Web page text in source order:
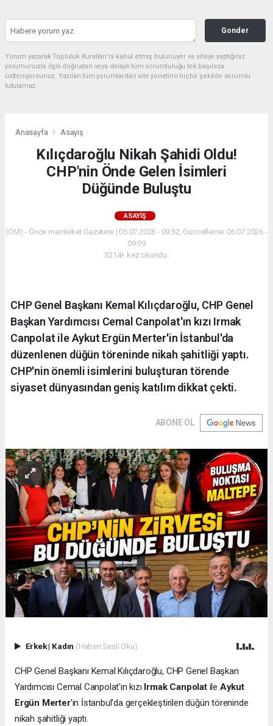
Gonder
Yorum yazarak Topluluk Kuralları’nı kabul etmiş bulunuyor ve siteye yaptığınız
yorumunuzla ilgili doğrudan veya dolaylı tüm sorumluluğu tek başınıza
üstleniyorsunuz. Yazılan tüm yorumlardan site yönetimi hiçbir şekilde sorumlu
tutulamaz.
Anasayfa Asayiş
Kılıçdaroğlu Nikah Şahidi Oldu!
CHP'nin Önde Gelen İsimleri
Düğünde Buluştu
ASAYIŞ
(ÖM) - Önce memleket Gazetesi | 05.07.2026 - 09:32, Güncelleme: 06.07.2026 -
09:09
3214+ kez okundu.
CHP Genel Başkanı Kemal Kılıçdaroğlu, CHP Genel
Başkan Yardımcısı Cemal Canpolat'ın kızı Irmak
Canpolat ile Aykut Ergün Merter'in İstanbul'da
düzenlenen düğün töreninde nikah şahitliği yaptı.
CHP'nin önemli isimlerini buluşturan törende
siyaset dünyasından geniş katılım dikkat çekti.
ABONE OL
Erkek| Kadın (Haberi Sesli Oku)
CHP Genel Başkanı Kemal Kılıçdaroğlu, CHP Genel Başkan
Yardımcısı Cemal Canpolat'ın kızı Irmak Canpolatile Aykut
Ergün Merter'in İstanbul'da gerçekleştirilen düğün töreninde
nikah şahitliği yaptı.